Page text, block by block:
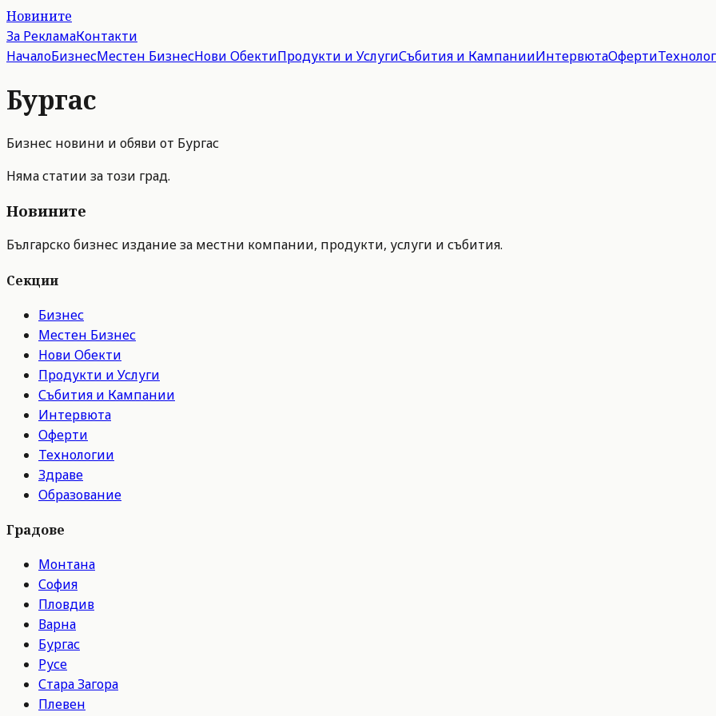
Новините
За РекламаКонтакти
НачалоБизнесМестен БизнесНови ОбектиПродукти и УслугиСъбития и КампанииИнтервютаОферти
Бургас
Бизнес новини и обяви от Бургас
Няма статии за този град.
Новините
Българско бизнес издание за местни компании, продукти, услуги и събития.
Секции
Бизнес
Местен Бизнес
Нови Обекти
Продукти и Услуги
Събития и Кампании
Интервюта
Оферти
Технологии
Здраве
Образование
Градове
Монтана
София
Пловдив
Варна
Бургас
Русе
Стара Загора
Плевен